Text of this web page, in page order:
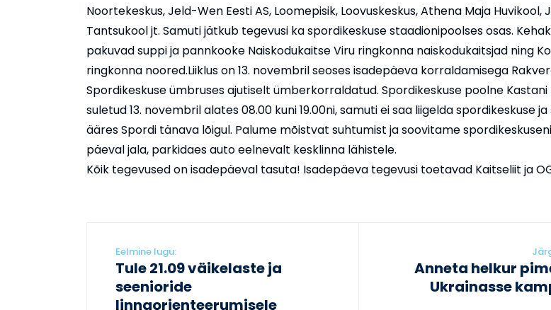
Noortekeskus, Jeld-Wen Eesti AS, Loomepisik, Loovuskeskus, Athena Maja Huvikool,
Tantsukool jt. Samuti jätkub tegevusi ka spordikeskuse staadionipoolses osas.
pakuvad suppi ja pannkooke Naiskodukaitse Viru ringkonna naiskodukaitsjad ning
ringkonna noored.Liiklus on 13. novembril seoses isadepäeva korraldamisega
Spordikeskuse ümbruses ajutiselt ümberkorraldatud. Spordikeskuse poolne
suletud 13. novembril alates 08.00 kuni 19.00ni, samuti ei saa liigelda spordikeskuse
ääres Spordi tänava lõigul. Palume mõistvat suhtumist ja soovitame
päeval jala, parkidaes auto eelnevalt kesklinna lähistele.
Kõik tegevused on isadepäeval tasuta! Isadepäeva tegevusi toetavad Kaitseliit ja
Eelmine lugu:
Tule 21.09 väikelaste ja
seenioride
linnaorienteerumisele
Anneta helkur
Ukrainasse